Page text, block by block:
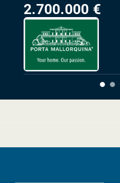
2.700.000 €